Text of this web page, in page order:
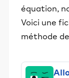
équation,
Voici une
méthode